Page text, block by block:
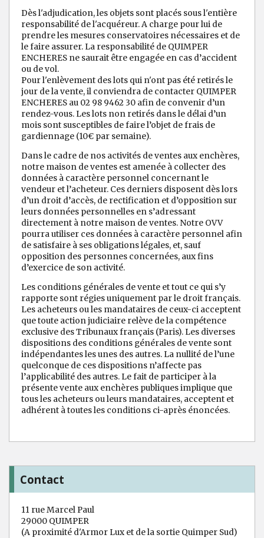
Dès l'adjudication, les objets sont placés sous l'entière
responsabilité de l'acquéreur. A charge pour lui de
prendre les mesures conservatoires nécessaires et de
le faire assurer. La responsabilité de QUIMPER
ENCHERES ne saurait être engagée en cas d’accident
ou de vol.
Pour l'enlèvement des lots qui n'ont pas été retirés le
jour de la vente, il conviendra de contacter QUIMPER
ENCHERES au 02 98 9462 30 afin de convenir d’un
rendez-vous. Les lots non retirés dans le délai d’un
mois sont susceptibles de faire l’objet de frais de
gardiennage (10€ par semaine).
Dans le cadre de nos activités de ventes aux enchères,
notre maison de ventes est amenée à collecter des
données à caractère personnel concernant le
vendeur et l’acheteur. Ces derniers disposent dès lors
d’un droit d’accès, de rectification et d’opposition sur
leurs données personnelles en s’adressant
directement à notre maison de ventes. Notre OVV
pourra utiliser ces données à caractère personnel afin
de satisfaire à ses obligations légales, et, sauf
opposition des personnes concernées, aux fins
d’exercice de son activité.
Les conditions générales de vente et tout ce qui s’y
rapporte sont régies uniquement par le droit français.
Les acheteurs ou les mandataires de ceux-ci acceptent
que toute action judiciaire relève de la compétence
exclusive des Tribunaux français (Paris). Les diverses
dispositions des conditions générales de vente sont
indépendantes les unes des autres. La nullité de l’une
quelconque de ces dispositions n’affecte pas
l’applicabilité des autres. Le fait de participer à la
présente vente aux enchères publiques implique que
tous les acheteurs ou leurs mandataires, acceptent et
adhérent à toutes les conditions ci-après énoncées.
Contact
11 rue Marcel Paul
29000 QUIMPER
(A proximité d'Armor Lux et de la sortie Quimper Sud)